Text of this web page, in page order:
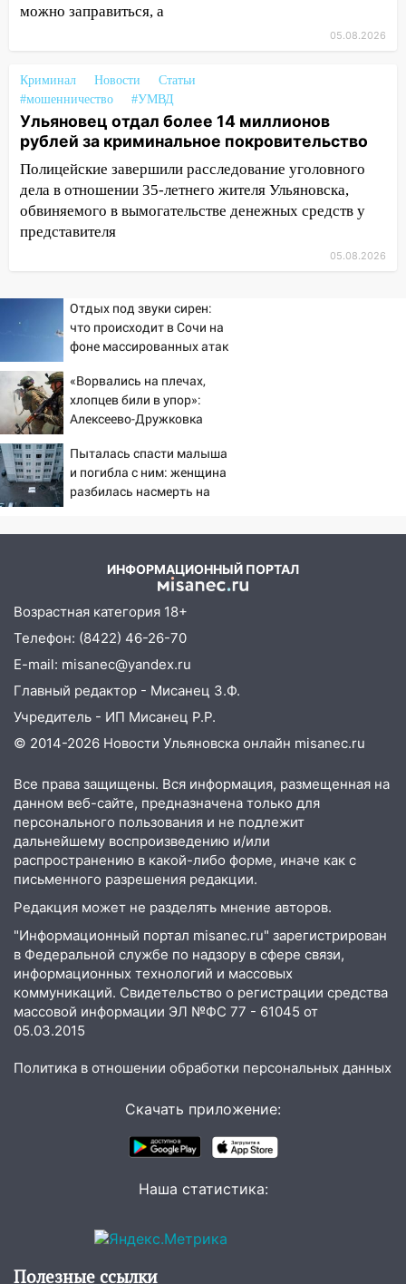
10:16
Внимание! В Ульяновской области
10:00
51-летний мужчина
09:50 В Ульяновске черный коршун
застрял в тепловозе
09:44 Ульяновские спасатели помогли
юному велосипедисту на улице
Чернышевского
В Заволжском районе украли два
07:18
В Ульяновск идет
тридцатиградусная жара: какая будет
погода в четверг
06:00
Четыре года борьбы: ульяновские
юристы помогли женщине засудить УК
за плесень на стенах
05:00
Кому 6 августа звезды сулят
прибыль, а кому — испытания на
прочность
ДТП с мотоциклистом
жительницу Ульяновской области
19:14
подвез троих незнакомцев на трассе и
заработал уголовное дело
18:14 Прогноз погоды на 6 августа в
Ульяновской области
18:00 Мотофристайл, рок и силовой
экстрим: в Ульяновске пройдет
большой фестиваль «Наше время»
17:30 Где есть бензин в Ульяновске 5
августа после рабочего дня: список АЗС
17:05
«Обыск» по видеосвязи: в
Ульяновске задержали 19-летнюю
сообщницу мошенников
16:12 Едва не перерезал горло: в
Вешкайме посиделки с судимым
знакомым закончились для женщины
больницей
16:06
18-летняя девушка без прав
Ульяновец отдал более 14
покровительство
летнего мопедиста
15:00 В Ульяновске после тройного ДТП
можно заправиться, а
05.08.2026
Криминал Новости
Статьи
#мошенничество
#УМВД
Ульяновец отдал более 14 миллионов
рублей за криминальное покровительство
Полицейские завершили расследование уголовного
дела в отношении 35-летнего жителя Ульяновска,
обвиняемого в вымогательстве денежных средств у
представителя
05.08.2026
Отдых под звуки сирен:
что происходит в Сочи на
фоне массированных атак
«Ворвались на плечах,
хлопцев били в упор»:
Алексеево-Дружковка
«птах Мадьяра»
Пыталась спасти малыша
и погибла с ним: женщина
разбилась насмерть на
ИНФОРМАЦИОННЫЙ ПОРТАЛ
Возрастная категория 18+
Телефон: (8422) 46-26-70
E-mail: misanec@yandex.ru
Главный редактор - Мисанец З.Ф.
Учредитель - ИП Мисанец Р.Р.
© 2014-2026 Новости Ульяновска онлайн misanec.ru
Все права защищены. Вся информация, размещенная на
данном веб-сайте, предназначена только для
персонального пользования и не подлежит
дальнейшему воспроизведению и/или
распространению в какой-либо форме, иначе как с
письменного разрешения редакции.
Редакция может не разделять мнение авторов.
"Информационный портал misanec.ru" зарегистрирован
в Федеральной службе по надзору в сфере связи,
информационных технологий и массовых
коммуникаций. Свидетельство о регистрации средства
массовой информации ЭЛ №ФС 77 - 61045 от
05.03.2015
Политика в отношении обработки персональных данных
Скачать приложение:
Наша статистика:
Полезные ссылки